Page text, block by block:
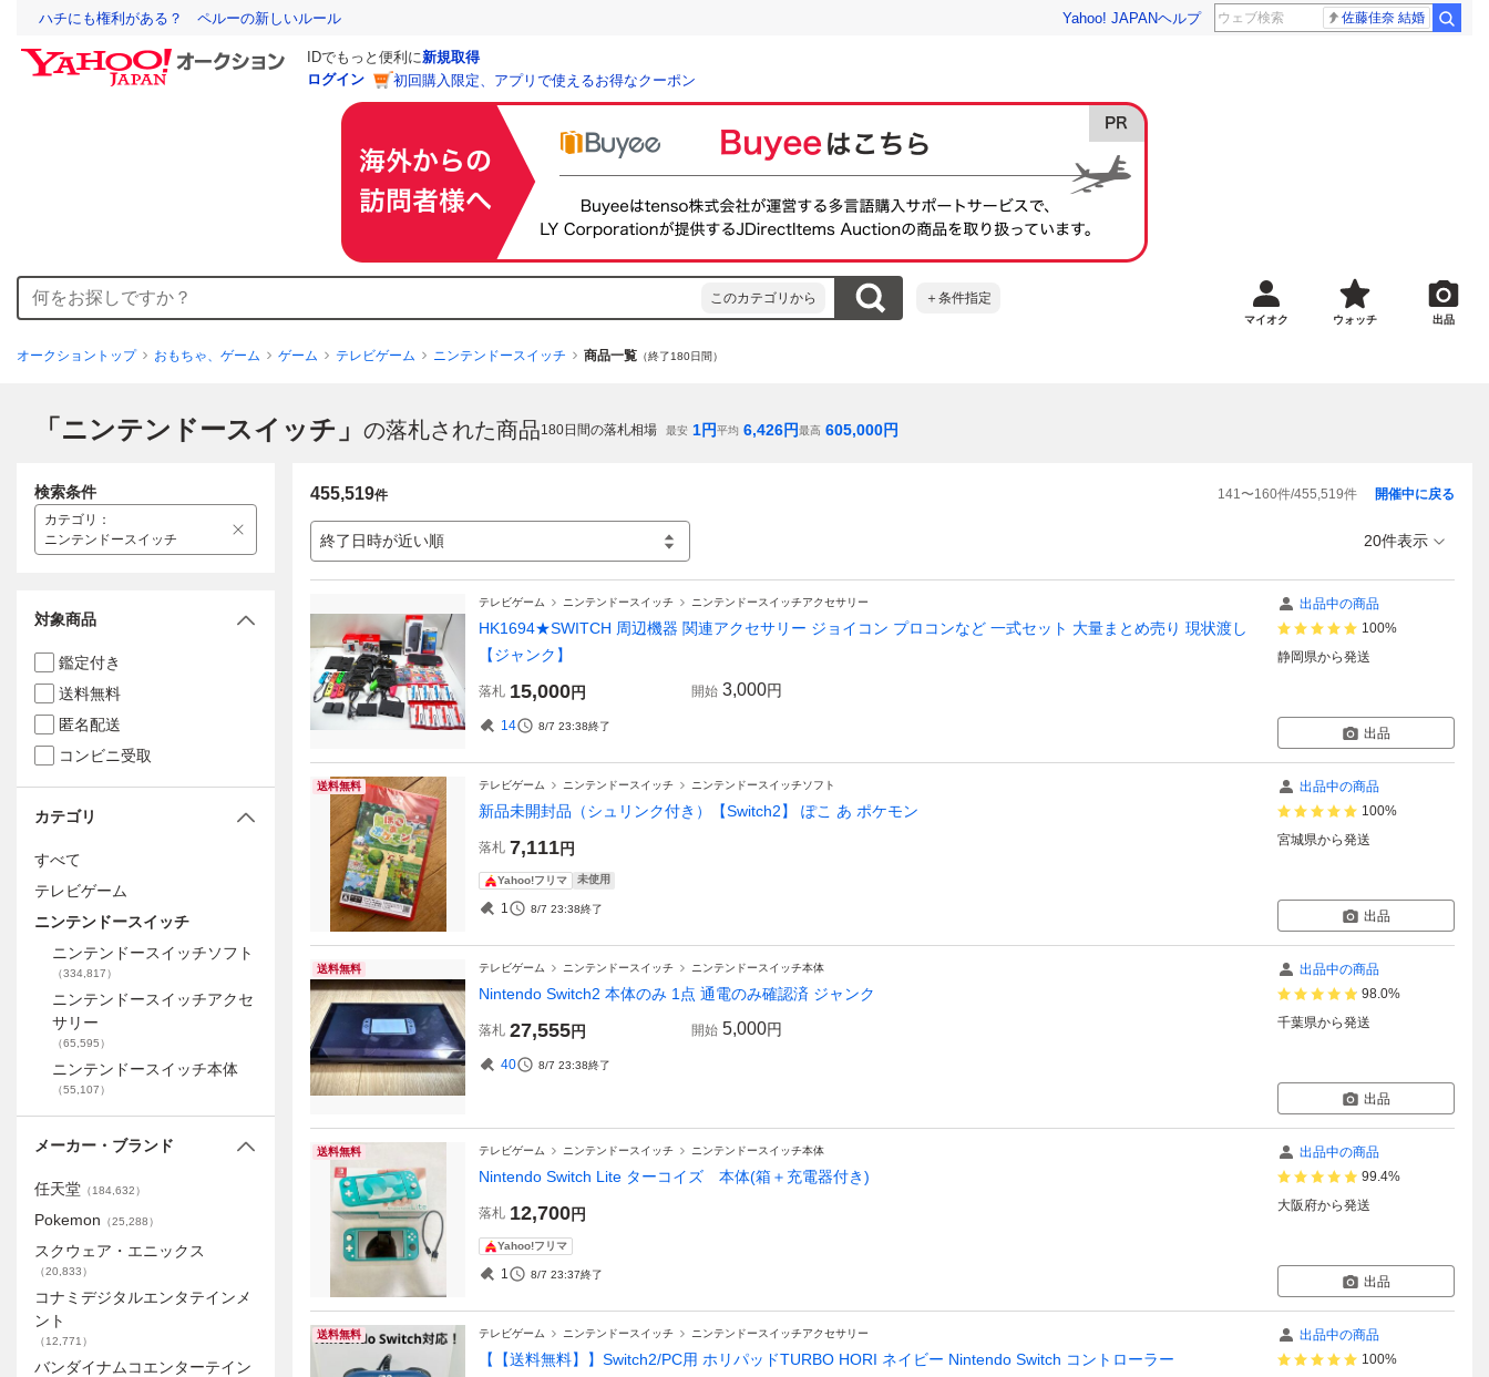
ハチにも権利がある？ ペルーの新しいルール Yahoo! JAPANヘルプ 佐藤佳奈 結婚
IDでもっと便利に新規取得
ログイン
初回購入限定、アプリで使えるお得なクーポン
このカテゴリから ＋条件指定
マイオク ウォッチ 出品
オークショントップ おもちゃ、ゲーム ゲーム テレビゲーム ニンテンドースイッチ 商品一覧 （終了180日間）
「ニンテンドースイッチ」 の落札された商品180日間の落札相場 最安 1円平均 6,426円最高 605,000円
455,519件 141〜160件/455,519件
終了日時が近い順
開催中に戻る
20件表示
テレビゲーム ニンテンドースイッチ ニンテンドースイッチアクセサリー
HK1694★SWITCH 周辺機器 関連アクセサリー ジョイコン プロコンなど 一式セット 大量まとめ売り 現状渡し
【ジャンク】
落札 15,000円 開始 3,000円
14 8/7 23:38終了
出品中の商品
100%
静岡県から発送
出品
送料無料 テレビゲーム ニンテンドースイッチ ニンテンドースイッチソフト
新品未開封品（シュリンク付き）【Switch2】 ぽこ あ ポケモン
落札 7,111円
Yahoo!フリマ 未使用
1 8/7 23:38終了
出品中の商品
100%
宮城県から発送
出品
送料無料 テレビゲーム ニンテンドースイッチ ニンテンドースイッチ本体
Nintendo Switch2 本体のみ 1点 通電のみ確認済 ジャンク
落札 27,555円 開始 5,000円
40 8/7 23:38終了
出品中の商品
98.0%
千葉県から発送
出品
送料無料 テレビゲーム ニンテンドースイッチ ニンテンドースイッチ本体
Nintendo Switch Lite ターコイズ 本体(箱＋充電器付き)
落札 12,700円
Yahoo!フリマ
1 8/7 23:37終了
出品中の商品
99.4%
大阪府から発送
出品
送料無料 テレビゲーム ニンテンドースイッチ ニンテンドースイッチアクセサリー
【【送料無料】】Switch2/PC用 ホリパッドTURBO HORI ネイビー Nintendo Switch コントローラー
出品中の商品
100%
検索条件
カテゴリ ：
ニンテンドースイッチ
対象商品
鑑定付き
送料無料
匿名配送
コンビニ受取
カテゴリ
すべて
テレビゲーム
ニンテンドースイッチ
ニンテンドースイッチソフト
（334,817）
ニンテンドースイッチアクセ
サリー
（65,595）
ニンテンドースイッチ本体
（55,107）
メーカー・ブランド
任天堂 （184,632）
Pokemon （25,288）
スクウェア・エニックス
（20,833）
コナミデジタルエンタテインメ
ント
（12,771 ）
バンダイナムコエンターテイン